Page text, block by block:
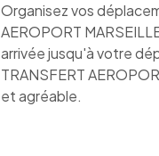
Organisez vos
AEROPORT
arrivée jusqu'à votre
TRANSFERT
et agréable.